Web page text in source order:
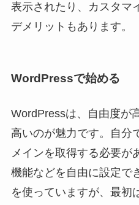
表示されたり、カスタマ
デメリットもあります。
WordPressで始める
WordPressは、自由度が
高いのが魅力です。自分
メインを取得する必要が
機能などを自由に設定で
を使っていますが、最初